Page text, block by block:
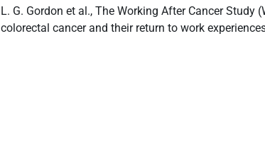
L. G. Gordon et al., The Working After Cancer
colorectal cancer and their return to work